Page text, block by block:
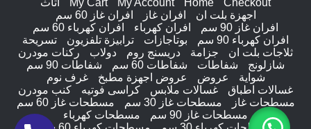
Checkout
Home
My Account
My Cart
اثاث
اجهزة بلت ان
افران غاز
افران غاز 60 سم
افران غاز 90 سم
افران كهرباء
افران كهرباء 60 سم
افران كهرباء 90 سم
بوتاجازات ترابيزة تلفزيون
تسريحة
ثلاجات بلت ان
جزامة دريسنج روم دولاب
ركنات مودرن
شازلونج
شفاطات شفاطات 60 سم
شفاطات 90 سم
شواية
عروض عروض اجهزة مطبخ
غرف نوم
غسالات اطباق
غسالات ملابس كراسى فوتيه
كنب مودرن
مسطحات غاز
مسطحات غاز 30 سم
مسطحات غاز 60 سم
مسطحات غاز 90 سم
مسطحات كهرباء